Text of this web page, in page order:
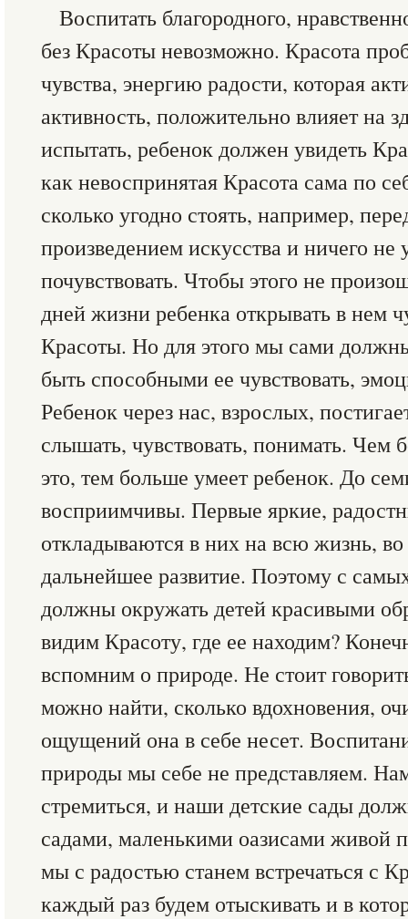
Воспитать благородного,
без Красоты невозможно. Красота
чувства, энергию радости, которая
активность, положительно влияет на
испытать, ребенок должен увидеть
как невоспринятая Красота сама по
сколько угодно стоять, например,
произведением искусства и ничего не
почувствовать. Чтобы этого не
дней жизни ребенка открывать в нем
Красоты. Но для этого мы сами
быть способными ее чувствовать,
Ребенок через нас, взрослых,
слышать, чувствовать, понимать.
это, тем больше умеет ребенок. До
восприимчивы. Первые яркие,
откладываются в них на всю жизнь,
дальнейшее развитие. Поэтому с
должны окружать детей красивыми
видим Красоту, где ее находим?
вспомним о природе. Не стоит
можно найти, сколько вдохновения,
ощущений она в себе несет.
природы мы себе не представляем.
стремиться, и наши детские сады
садами, маленькими оазисами живой
мы с радостью станем встречаться с
каждый раз будем отыскивать и в